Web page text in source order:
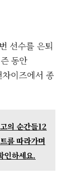
선수를 은퇴
동안
이즈에서 종
의 순간들12
를 따라가며
인하세요.